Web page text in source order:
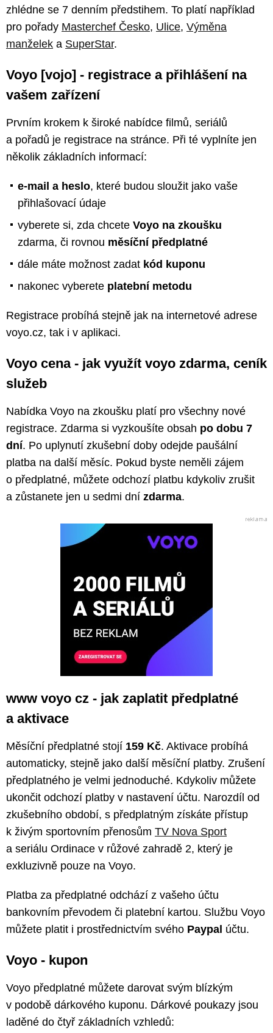
zhlédne se 7 denním předstihem. To platí například
pro pořady Masterchef Česko, Ulice, Výměna
manželek a SuperStar.
Voyo [vojo] - registrace a přihlášení na
vašem zařízení
Prvním krokem k široké nabídce filmů, seriálů
a pořadů je registrace na stránce. Při té vyplníte jen
několik základních informací:
e-mail a heslo, které budou sloužit jako vaše
přihlašovací údaje
vyberete si, zda chcete Voyo na zkoušku
zdarma, či rovnou měsíční předplatné
dále máte možnost zadat kód kuponu
nakonec vyberete platební metodu
Registrace probíhá stejně jak na internetové adrese
voyo.cz, tak i v aplikaci.
Voyo cena - jak využít voyo zdarma, ceník
služeb
Nabídka Voyo na zkoušku platí pro všechny nové
registrace. Zdarma si vyzkoušíte obsah po dobu 7
dní. Po uplynutí zkušební doby odejde paušální
platba na další měsíc. Pokud byste neměli zájem
o předplatné, můžete odchozí platbu kdykoliv zrušit
a zůstanete jen u sedmi dní zdarma.
www voyo cz - jak zaplatit předplatné
a aktivace
Měsíční předplatné stojí 159 Kč. Aktivace probíhá
automaticky, stejně jako další měsíční platby. Zrušení
předplatného je velmi jednoduché. Kdykoliv můžete
ukončit odchozí platby v nastavení účtu. Narozdíl od
zkušebního období, s předplatným získáte přístup
k živým sportovním přenosům TV Nova Sport
a seriálu Ordinace v růžové zahradě 2, který je
exkluzivně pouze na Voyo.
Platba za předplatné odchází z vašeho účtu
bankovním převodem či platební kartou. Službu Voyo
můžete platit i prostřednictvím svého Paypal účtu.
Voyo - kupon
Voyo předplatné můžete darovat svým blízkým
v podobě dárkového kuponu. Dárkové poukazy jsou
laděné do čtyř základních vzhledů: